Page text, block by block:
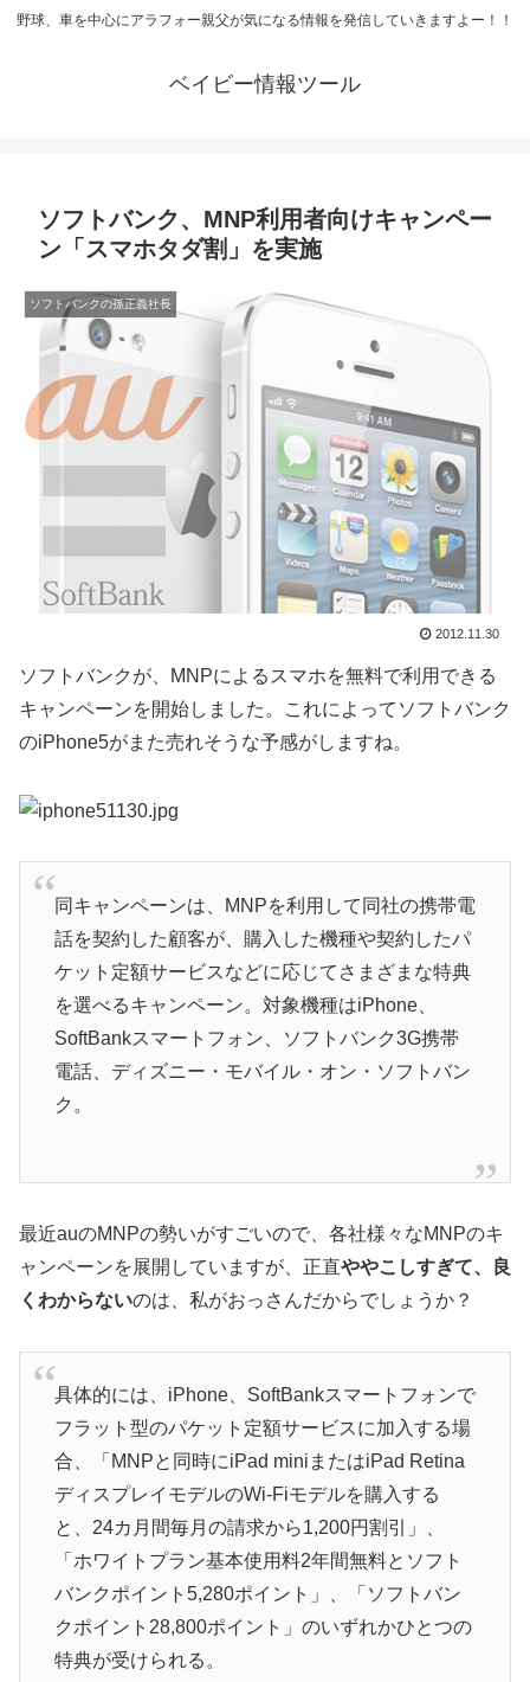
野球、車を中心にアラフォー親父が気になる情報を発信していきますよー！！
ベイビー情報ツール
ソフトバンク、MNP利用者向けキャンペー
ン「スマホタダ割」を実施
ソフトバンクの孫正義社長
2012.11.30
ソフトバンクが、MNPによるスマホを無料で利用できる
キャンペーンを開始しました。これによってソフトバンク
のiPhone5がまた売れそうな予感がしますね。
同キャンペーンは、MNPを利用して同社の携帯電
話を契約した顧客が、購入した機種や契約したパ
ケット定額サービスなどに応じてさまざまな特典
を選べるキャンペーン。対象機種はiPhone、
SoftBankスマートフォン、ソフトバンク3G携帯
電話、ディズニー・モバイル・オン・ソフトバン
ク。
最近auのMNPの勢いがすごいので、各社様々なMNPのキ
ャンペーンを展開していますが、正直ややこしすぎて、良
くわからないのは、私がおっさんだからでしょうか？
具体的には、iPhone、SoftBankスマートフォンで
フラット型のパケット定額サービスに加入する場
合、「MNPと同時にiPad miniまたはiPad Retina
ディスプレイモデルのWi-Fiモデルを購入する
と、24カ月間毎月の請求から1,200円割引」、
「ホワイトプラン基本使用料2年間無料とソフト
バンクポイント5,280ポイント」、「ソフトバン
クポイント28,800ポイント」のいずれかひとつの
特典が受けられる。